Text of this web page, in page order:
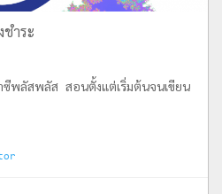
ำระ
ซีพลัสพลัส สอนตั้งแต่เริ่มต้นจนเขียน